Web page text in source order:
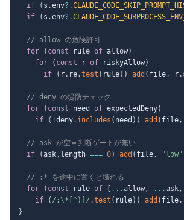
if
( s .env?.
if
( s .env?.
// allow の危険許可
for
( const rule of allow)
for
( const r of riskyAllow)
if
( r. re.test ( rule) ) add ( file, r.
// deny の堤防チェック
for
( const need of expectedDeny)
if
( !deny. includes ( need ) ) add ( file,
// ask が空＝判断ゲートが無い
if
(ask. length === 0) add ( file, "low"
// :* を途中に置くと壊れる
for
( const rule of ...allow, ...ask,
if
( / :\*[^)] / .test ( rule) ) add ( file,
}